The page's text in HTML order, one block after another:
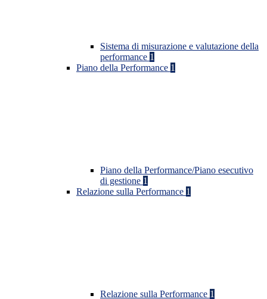
Sistema di misurazione e valutazione della
performance 1
Piano della Performance 1
Piano della Performance/Piano esecutivo
di gestione 1
Relazione sulla Performance 1
Relazione sulla Performance 1